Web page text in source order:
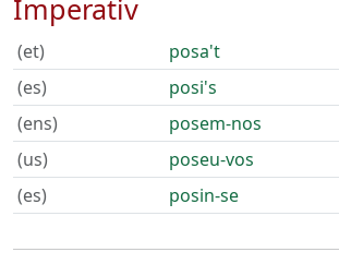
Imperativ
(et)
posa't
(es)
posi's
(ens)
posem-nos
(us)
poseu-vos
(es)
posin-se